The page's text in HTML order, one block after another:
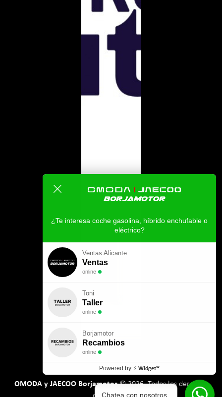
OMODA y JAECOO Borjamotor© 2026. Todos los derechos
Chatea con nosotros
¿Te interesa coche gasolina, híbrido enchufable o
eléctrico?
Ventas Alicante
Ventas
online
Toni
Taller
online
Borjamotor
Recambios
online
Powered by ⚡ Widgetᵂ